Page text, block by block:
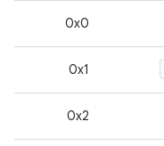
0x0
0x1
0x2